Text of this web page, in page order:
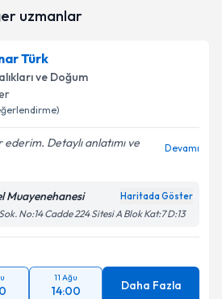
randevu almanız için bir
işlenmesine ilişkinAydınlatma
uzmanlar
Türk
ve Doğum
Detaylı anlatımı ve
Devamı
Muayenehanesi Haritada Göster
No:14 Cadde 224 Sitesi A Blok Kat:7 D:13
11 Ağu
14:00 Daha Fazla